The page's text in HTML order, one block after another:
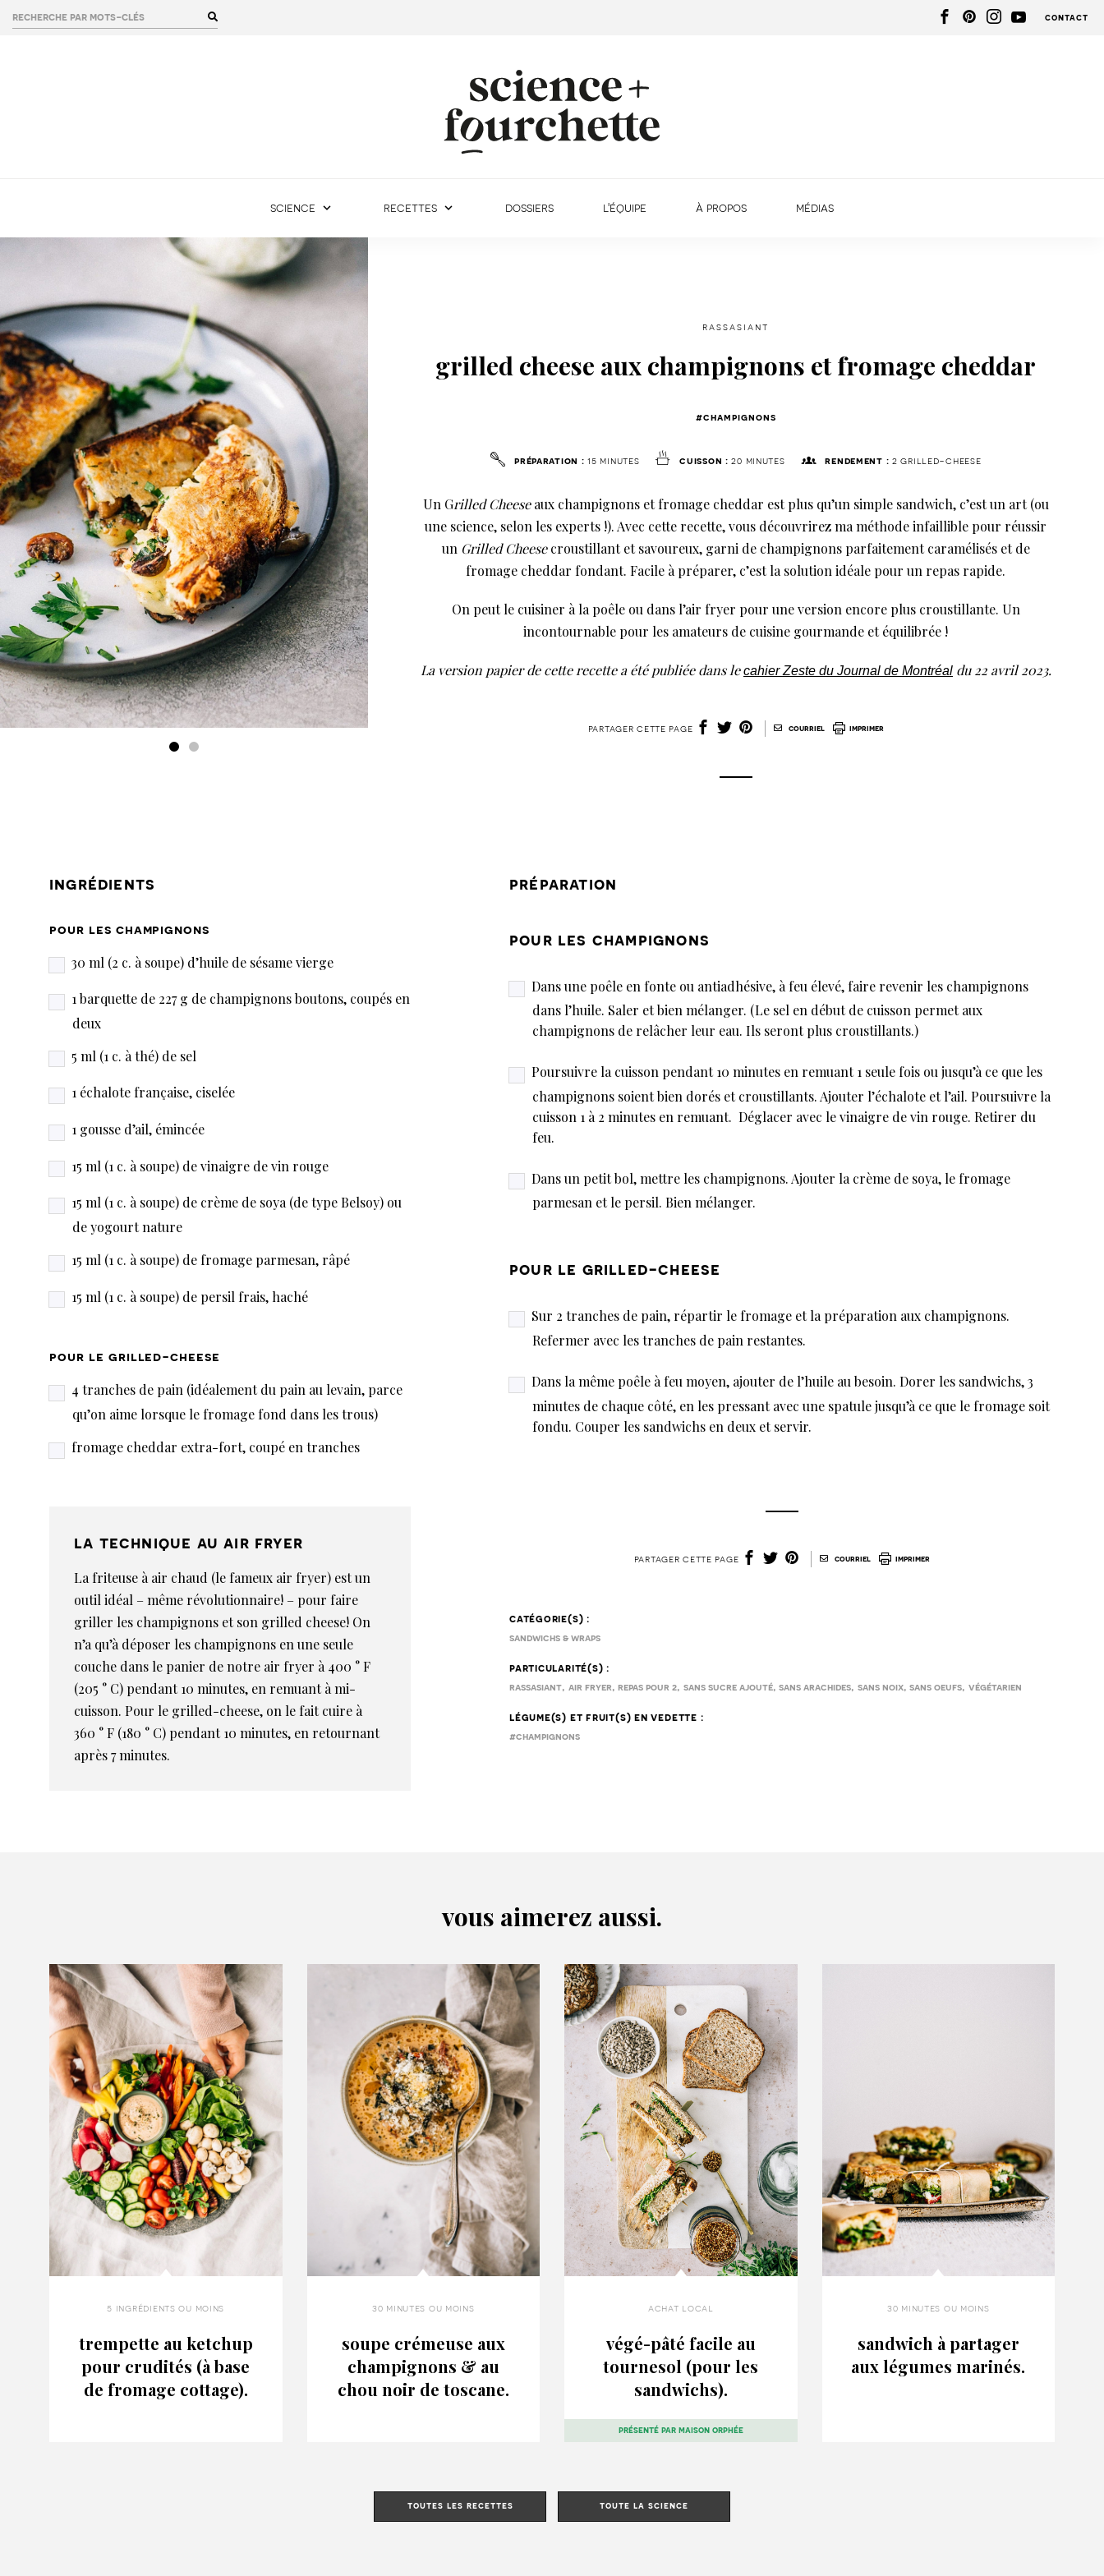
rechercher : contact
science recettes dossiers l'équipe à propos médias
rassasiant
grilled cheese aux champignons et fromage cheddar
#champignons
préparation : 15 minutes cuisson : 20 minutes rendement : 2 grilled-cheese
Un Grilled Cheeseaux champignons et fromage cheddar est plus qu’un simple sandwich, c’est un art (ou
une science, selon les experts !). Avec cette recette, vous découvrirez ma méthode infaillible pour réussir
un Grilled Cheesecroustillant et savoureux, garni de champignons parfaitement caramélisés et de
fromage cheddar fondant. Facile à préparer, c’est la solution idéale pour un repas rapide.
On peut le cuisiner à la poêle ou dans l’air fryer pour une version encore plus croustillante. Un
incontournable pour les amateurs de cuisine gourmande et équilibrée !
La version papier de cette recette a été publiée dans lecahier Zeste du Journal de Montréaldu 22 avril 2023.
partager cette page courriel imprimer
ingrédients
pour les champignons
30 ml (2 c. à soupe) d’huile de sésame vierge
1 barquette de 227 g de champignons boutons, coupés en
deux
5 ml (1 c. à thé) de sel
1 échalote française, ciselée
1 gousse d’ail, émincée
15 ml (1 c. à soupe) de vinaigre de vin rouge
15 ml (1 c. à soupe) de crème de soya (de type Belsoy) ou
de yogourt nature
15 ml (1 c. à soupe) de fromage parmesan, râpé
15 ml (1 c. à soupe) de persil frais, haché
pour le grilled-cheese
4 tranches de pain (idéalement du pain au levain, parce
qu’on aime lorsque le fromage fond dans les trous)
fromage cheddar extra-fort, coupé en tranches
la technique au air fryer
La friteuse à air chaud (le fameux air fryer) est un
outil idéal – même révolutionnaire! – pour faire
griller les champignons et son grilled cheese! On
n’a qu’à déposer les champignons en une seule
couche dans le panier de notre air fryer à 400 ° F
(205 ° C) pendant 10 minutes, en remuant à mi-
cuisson. Pour le grilled-cheese, on le fait cuire à
360 ° F (180 ° C) pendant 10 minutes, en retournant
après 7 minutes.
préparation
pour les champignons
Dans une poêle en fonte ou antiadhésive, à feu élevé, faire revenir les champignons
dans l’huile. Saler et bien mélanger. (Le sel en début de cuisson permet aux
champignons de relâcher leur eau. Ils seront plus croustillants.)
Poursuivre la cuisson pendant 10 minutes en remuant 1 seule fois ou jusqu’à ce que les
champignons soient bien dorés et croustillants. Ajouter l’échalote et l’ail. Poursuivre la
cuisson 1 à 2 minutes en remuant. Déglacer avec le vinaigre de vin rouge. Retirer du
feu.
Dans un petit bol, mettre les champignons. Ajouter la crème de soya, le fromage
parmesan et le persil. Bien mélanger.
pour le grilled-cheese
Sur 2 tranches de pain, répartir le fromage et la préparation aux champignons.
Refermer avec les tranches de pain restantes.
Dans la même poêle à feu moyen, ajouter de l’huile au besoin. Dorer les sandwichs, 3
minutes de chaque côté, en les pressant avec une spatule jusqu’à ce que le fromage soit
fondu. Couper les sandwichs en deux et servir.
partager cette page courriel imprimer
catégorie(s) :
sandwichs & wraps
particularité(s) :
rassasiant, air fryer,repas pour 2, sans sucre ajouté,sans arachides, sans noix,sans oeufs, végétarien
légume(s) et fruit(s) en vedette :
#champignons
vous aimerez aussi.
5 ingrédients ou moins
trempette au ketchup
pour crudités (à base
de fromage cottage).
30 minutes ou moins
soupe crémeuse aux
champignons & au
chou noir de toscane.
achat local
végé-pâté facile au
tournesol (pour les
sandwichs).
présenté par maison orphée
30 minutes ou moins
sandwich à partager
aux légumes marinés.
toutes les recettes toute la science